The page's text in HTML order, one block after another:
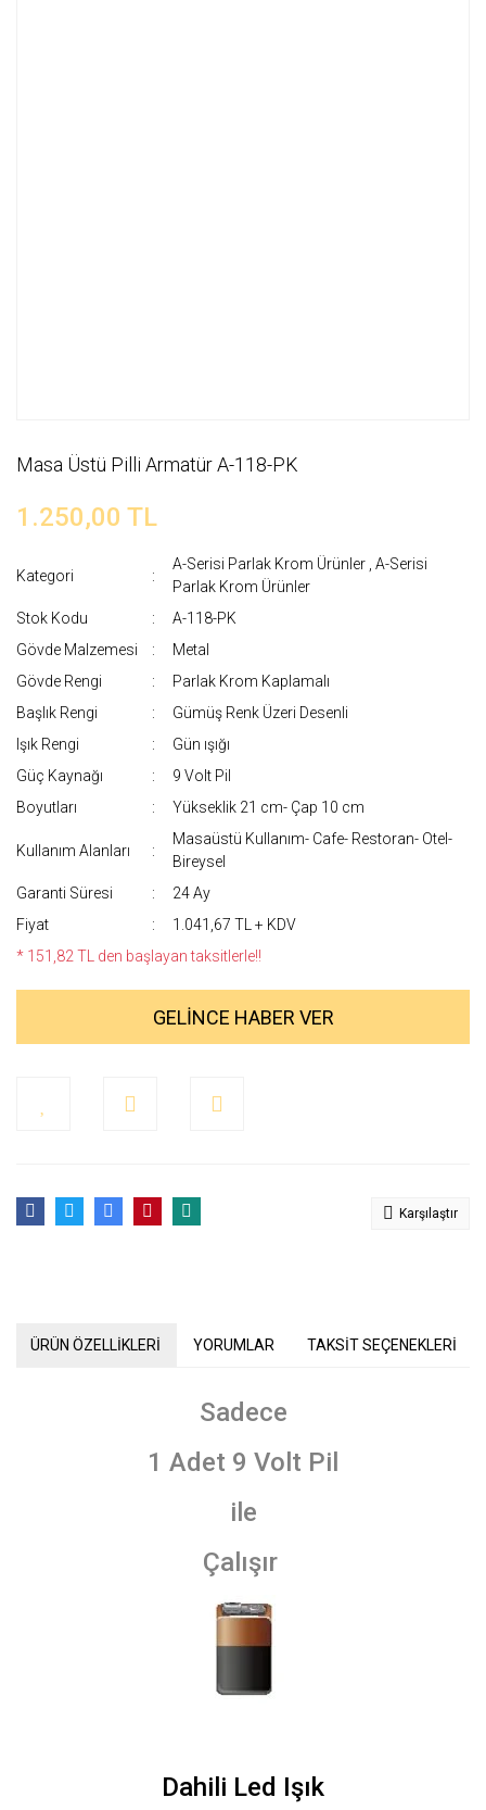
Masa Üstü Pilli Armatür A-118-PK
1.250,00 TL
Kategori
A-Serisi Parlak Krom Ürünler ,A-Serisi
Parlak Krom Ürünler
Stok Kodu
A-118-PK
Gövde Malzemesi
Metal
Gövde Rengi
Parlak Krom Kaplamalı
Başlık Rengi
Gümüş Renk Üzeri Desenli
Işık Rengi
Gün ışığı
Güç Kaynağı
9 Volt Pil
Boyutları
Yükseklik 21 cm- Çap 10 cm
Kullanım Alanları
Masaüstü Kullanım- Cafe- Restoran- Otel-
Bireysel
Garanti Süresi
24 Ay
Fiyat
1.041,67 TL + KDV
* 151,82 TL den başlayan taksitlerle!!
GELİNCE HABER VER
Karşılaştır
ÜRÜN ÖZELLİKLERİ YORUMLAR TAKSİT SEÇENEKLERİ
Sadece
1 Adet 9 Volt Pil
ile
Çalışır
Dahili Led Işık